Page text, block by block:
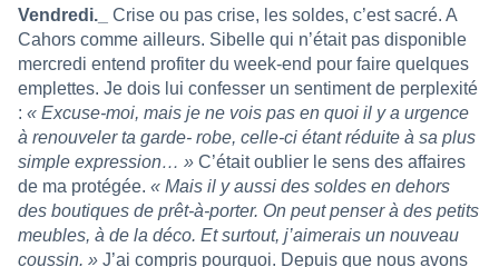
Vendredi._ Crise ou pas crise, les soldes, c’est sacré. A
Cahors comme ailleurs. Sibelle qui n’était pas disponible
mercredi entend profiter du week-end pour faire quelques
emplettes. Je dois lui confesser un sentiment de perplexité
: « Excuse-moi, mais je ne vois pas en quoi il y a urgence
à renouveler ta garde- robe, celle-ci étant réduite à sa plus
simple expression… » C’était oublier le sens des affaires
de ma protégée. « Mais il y aussi des soldes en dehors
des boutiques de prêt-à-porter. On peut penser à des petits
meubles, à de la déco. Et surtout, j’aimerais un nouveau
coussin. » J’ai compris pourquoi. Depuis que nous avons